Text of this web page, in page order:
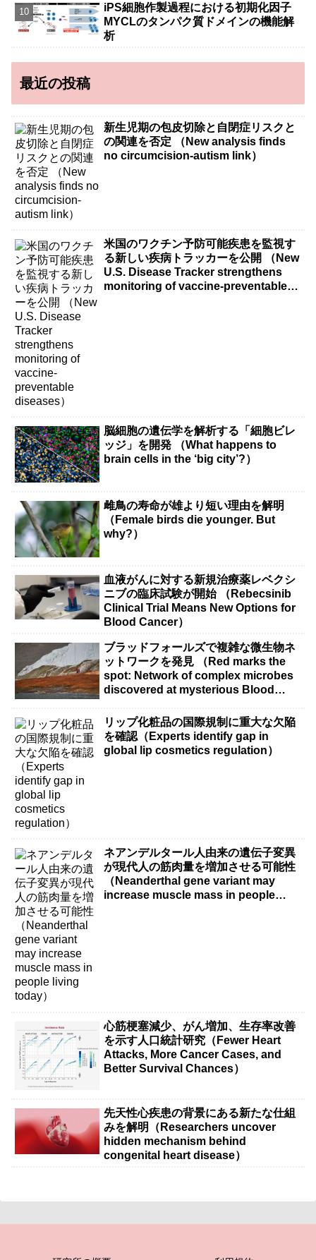
iPS細胞作製過程における初期化因子
MYCLのタンパク質ドメインの機能解
析
最近の投稿
新生児期の包皮切除と自閉症リスクと
の関連を否定 （New analysis finds
no circumcision-autism link）
米国のワクチン予防可能疾患を監視す
る新しい疾病トラッカーを公開 （New
U.S. Disease Tracker strengthens
monitoring of vaccine-preventable
脳細胞の遺伝学を解析する「細胞ビレ
ッジ」を開発 （What happens to
brain cells in the ‘big city’?）
雌鳥の寿命が雄より短い理由を解明
（Female birds die younger. But
why?）
血液がんに対する新規治療薬レベクシ
ニブの臨床試験が開始 （Rebecsinib
Clinical Trial Means New Options for
Blood Cancer）
ブラッドフォールズで複雑な微生物ネ
ットワークを発見 （Red marks the
spot: Network of complex microbes
discovered at mysterious Blood
リップ化粧品の国際規制に重大な欠陥
を確認（Experts identify gap in
global lip cosmetics regulation）
ネアンデルタール人由来の遺伝子変異
が現代人の筋肉量を増加させる可能性
（Neanderthal gene variant may
increase muscle mass in people
心筋梗塞減少、がん増加、生存率改善
を示す人口統計研究（Fewer Heart
Attacks, More Cancer Cases, and
Better Survival Chances）
先天性心疾患の背景にある新たな仕組
みを解明（Researchers uncover
hidden mechanism behind
congenital heart disease）